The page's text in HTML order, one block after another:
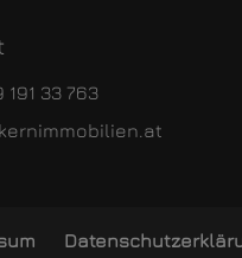
191 33 763